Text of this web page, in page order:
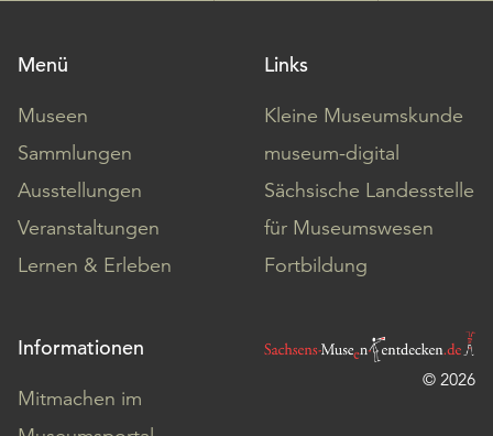
Menü
Museen
Sammlungen
Ausstellungen
Veranstaltungen
Lernen & Erleben
Links
Kleine Museumskunde
museum-digital
Sächsische Landesstelle
für Museumswesen
Fortbildung
Informationen
Mitmachen im
© 2026